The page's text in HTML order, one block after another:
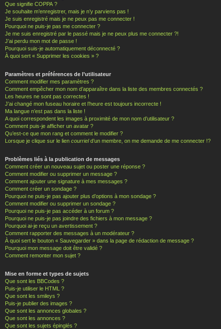
Que signifie COPPA ?
Je souhaite m’enregistrer, mais je n’y parviens pas !
Je suis enregistré mais je ne peux pas me connecter !
Pourquoi ne puis-je pas me connecter ?
Je me suis enregistré par le passé mais je ne peux plus me connecter ?!
J’ai perdu mon mot de passe !
Pourquoi suis-je automatiquement déconnecté ?
À quoi sert « Supprimer les cookies » ?
Paramètres et préférences de l’utilisateur
Comment modifier mes paramètres ?
Comment empêcher mon nom d’apparaître dans la liste des membres connectés ?
Les heures ne sont pas correctes !
J’ai changé mon fuseau horaire et l’heure est toujours incorrecte !
Ma langue n’est pas dans la liste !
A quoi correspondent les images à proximité de mon nom d’utilisateur ?
Comment puis-je afficher un avatar ?
Qu’est-ce que mon rang et comment le modifier ?
Lorsque je clique sur le lien courrield’un membre, on me demande de me connecter !?
Problèmes liés à la publication de messages
Comment créer un nouveau sujet ou poster une réponse ?
Comment modifier ou supprimer un message ?
Comment ajouter une signature à mes messages ?
Comment créer un sondage ?
Pourquoi ne puis-je pas ajouter plus d’options à mon sondage ?
Comment modifier ou supprimer un sondage ?
Pourquoi ne puis-je pas accéder à un forum ?
Pourquoi ne puis-je pas joindre des fichiers à mon message ?
Pourquoi ai-je reçu un avertissement ?
Comment rapporter des messages à un modérateur ?
À quoi sert le bouton « Sauvegarder » dans la page de rédaction de message ?
Pourquoi mon message doit être validé ?
Comment remonter mon sujet ?
Mise en forme et types de sujets
Que sont les BBCodes ?
Puis-je utiliser le HTML ?
Que sont les smileys ?
Puis-je publier des images ?
Que sont les annonces globales ?
Que sont les annonces ?
Que sont les sujets épinglés ?